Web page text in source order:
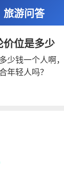
旅游问答
价位是多少
少钱一个人啊
年轻人吗？